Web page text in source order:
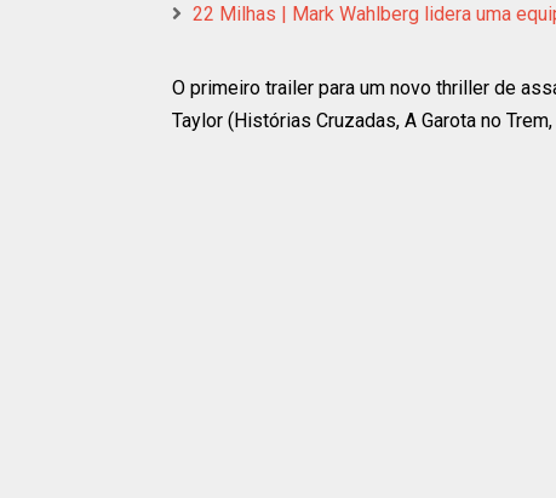
22 Milhas | Mark Wahlberg lidera uma
O primeiro trailer para um novo thriller de
Taylor (Histórias Cruzadas, A Garota no